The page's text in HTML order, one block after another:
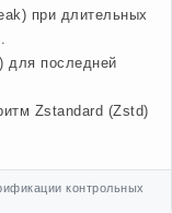
при длительных
для последней
Zstandard (Zstd)
контрольных